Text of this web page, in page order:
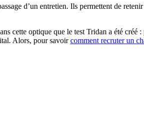
d’un entretien. Ils permettent de
cette optique que le test Tridan a été créé
Alors, pour savoircomment recruter un